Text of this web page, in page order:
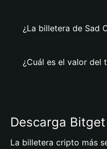
¿La billetera de Sad
¿Cuál es el valor del
Descarga
La billetera cripto más